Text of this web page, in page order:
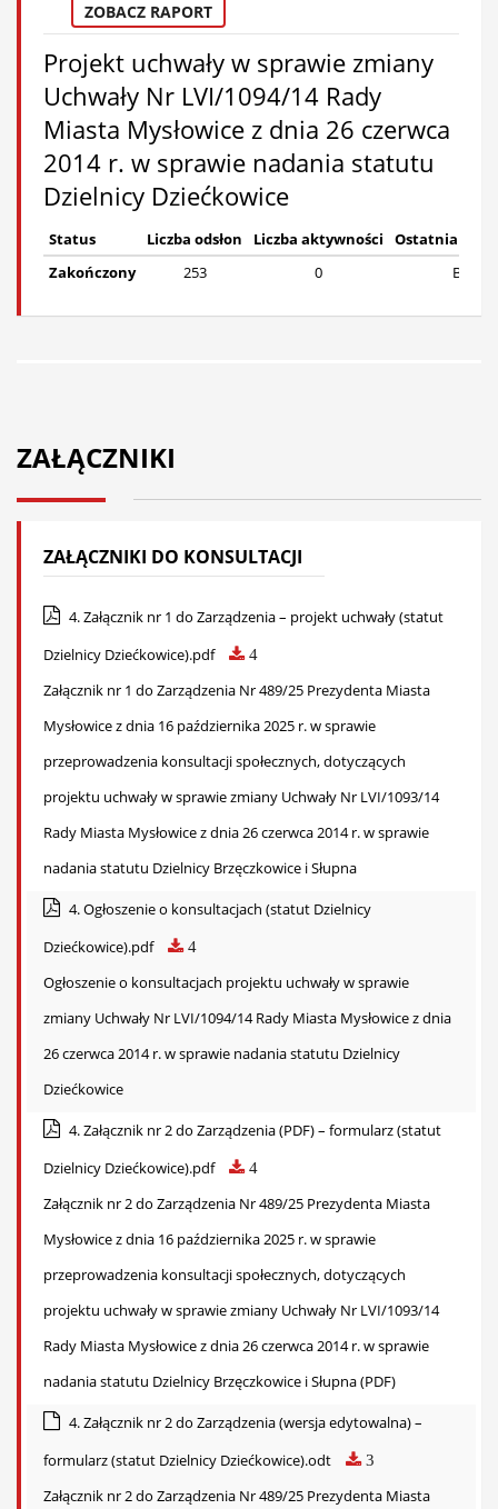
ZOBACZ RAPORT
Projekt uchwały w sprawie zmiany
Uchwały Nr LVI/1094/14 Rady
Miasta Mysłowice z dnia 26 czerwca
2014 r. w sprawie nadania statutu
Dzielnicy Dziećkowice
Status Liczba odsłon Liczba aktywności
Ostatnia
Zakończony
253 0 Brak
ZAŁĄCZNIKI
ZAŁĄCZNIKI DO KONSULTACJI
4. Załącznik nr 1 do Zarządzenia – projekt uchwały (statut
Dzielnicy Dziećkowice).pdf
4
Załącznik nr 1 do Zarządzenia Nr 489/25 Prezydenta Miasta
Mysłowice z dnia 16 października 2025 r. w sprawie
przeprowadzenia konsultacji społecznych, dotyczących
projektu uchwały w sprawie zmiany Uchwały Nr LVI/1093/14
Rady Miasta Mysłowice z dnia 26 czerwca 2014 r. w sprawie
nadania statutu Dzielnicy Brzęczkowice i Słupna
4. Ogłoszenie o konsultacjach (statut Dzielnicy
Dziećkowice).pdf
4
Ogłoszenie o konsultacjach projektu uchwały w sprawie
zmiany Uchwały Nr LVI/1094/14 Rady Miasta Mysłowice z dnia
26 czerwca 2014 r. w sprawie nadania statutu Dzielnicy
Dziećkowice
4. Załącznik nr 2 do Zarządzenia (PDF) – formularz (statut
Dzielnicy Dziećkowice).pdf
4
Załącznik nr 2 do Zarządzenia Nr 489/25 Prezydenta Miasta
Mysłowice z dnia 16 października 2025 r. w sprawie
przeprowadzenia konsultacji społecznych, dotyczących
projektu uchwały w sprawie zmiany Uchwały Nr LVI/1093/14
Rady Miasta Mysłowice z dnia 26 czerwca 2014 r. w sprawie
nadania statutu Dzielnicy Brzęczkowice i Słupna (PDF)
4. Załącznik nr 2 do Zarządzenia (wersja edytowalna) –
formularz (statut Dzielnicy Dziećkowice).odt
3
Załącznik nr 2 do Zarządzenia Nr 489/25 Prezydenta Miasta